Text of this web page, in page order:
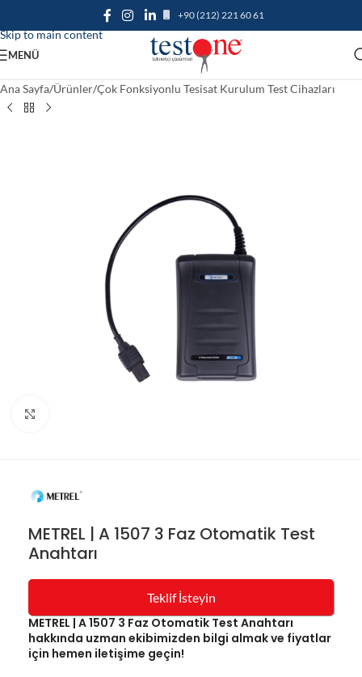
Skip to main content
+90 (212) 221 60 61
MENÜ
Ana Sayfa/Ürünler/Çok Fonksiyonlu Tesisat Kurulum Test Cihazları
METREL | A 1507 3 Faz Otomatik Test
Anahtarı
Teklif İsteyin
METREL | A 1507 3 Faz Otomatik Test Anahtarı
hakkında uzman ekibimizden bilgi almak ve fiyatlar
için hemen iletişime geçin!